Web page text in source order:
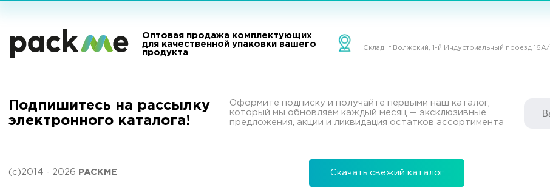
Оптовая продажа комплектующих
для качественной упаковки вашего
продукта
Склад: г.Волжский, 1-й Индустриальный проезд 16А/1
Подпишитесь на рассылку
электронного каталога!
Оформите подписку и получайте первыми наш каталог,
который мы обновляем каждый месяц — эксклюзивные
предложения, акции и ликвидация остатков ассортимента
(с)2014 - 2026 PACKME Скачать свежий каталог